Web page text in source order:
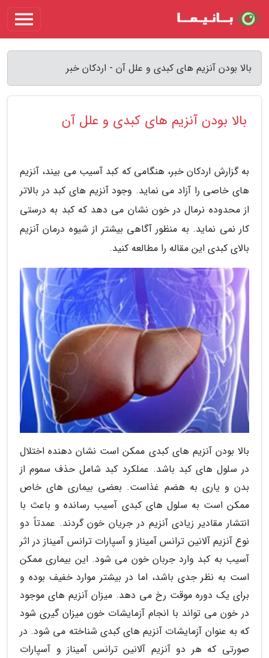
بالا بودن آنزیم های کبدی و علل آن - اردکان خبر
بالا بودن آنزیم های کبدی و علل آن
به گزارش اردکان خبر، هنگامی که کبد آسیب می بیند، آنزیم
های خاصی را آزاد می نماید. وجود آنزیم های کبد در بالاتر
از محدوده نرمال در خون نشان می دهد که کبد به درستی
کار نمی نماید. به منظور آگاهی بیشتر از شیوه درمان آنزیم
بالای کبدی این مقاله را مطالعه کنید.
بالا بودن آنزیم های کبدی ممکن است نشان دهنده اختلال
در سلول های کبد باشد. عملکرد کبد شامل حذف سموم از
بدن و یاری به هضم غذاست. بعضی بیماری های خاص
ممکن است به سلول های کبدی آسیب رسانده و باعث با
انتشار مقادیر زیادی آنزیم در جریان خون گردند. عمدتاً دو
نوع آنزیم آلانین ترانس آمیناز و آسپارات ترانس آمیناز در اثر
آسیب به کبد وارد جربان خون می شود. این بیماری ممکن
است به نظر جدی باشد، اما در بیشتر موارد خفیف بوده و
برای یک دوره موقت رخ می دهد. میزان آنزیم های موجود
در خون می تواند با انجام آزمایشات خون میزان گیری شود
که به عنوان آزمایشات آنزیم های کبدی شناخته می شود. در
صورتی که هر دو آنزیم آلانین ترانس آمیناز و آسپارات